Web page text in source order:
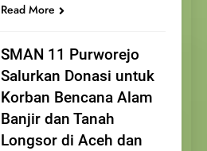
Read More
SMAN 11 Purworejo
Salurkan Donasi untuk
Korban Bencana Alam
Banjir dan Tanah
Longsor di Aceh dan